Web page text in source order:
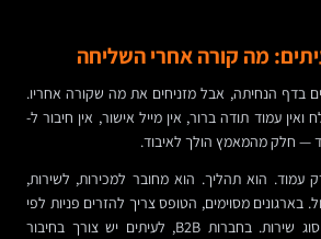
מה קורה אחרי השליחה
בדף הנחיתה, אבל מזניחים את מה שקורה אחריו.
עמוד תודה ברור, אין מייל אישור, אין חיבור ל-
עמוד. הוא תהליך. הוא מחובר למכירות, לשירות,
בארגונים מסוימים, הטופס צריך להזרים פניות לפי
תחום, אזור גיאוגרפי או סוג שירות. בחברות B2B, לעיתים יש צורך בחיבור